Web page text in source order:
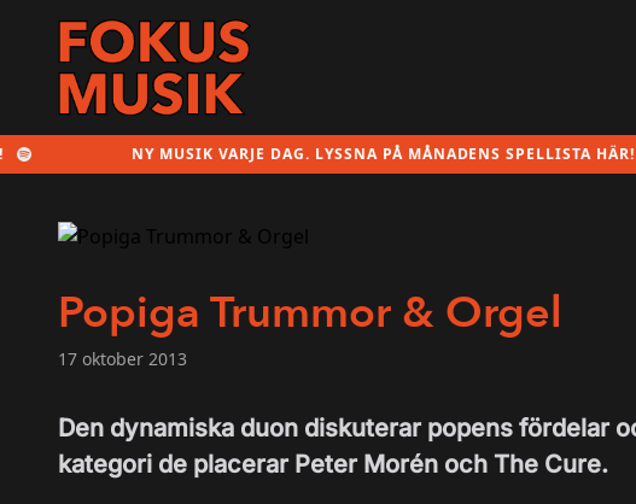
NY MUSIK VARJE DAG. LYSSNA PÅ MÅNADENS SPELLISTA HÄR!
Popiga Trummor & Orgel
17 oktober 2013
Den dynamiska duon diskuterar popens fördelar
kategori de placerar Peter Morén och The Cure.